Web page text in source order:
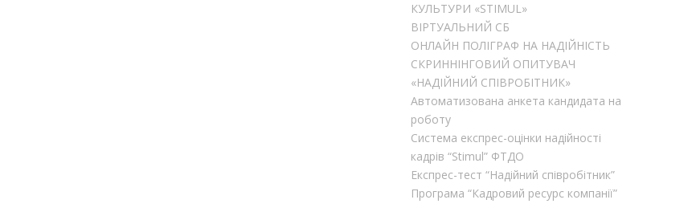
КУЛЬТУРИ «STIMUL»
ВІРТУАЛЬНИЙ СБ
ОНЛАЙН ПОЛІГРАФ НА НАДІЙНІСТЬ
СКРИННІНГОВИЙ ОПИТУВАЧ
«НАДІЙНИЙ СПІВРОБІТНИК»
Автоматизована анкета кандидата на
роботу
Система експрес-оцінки надійності
кадрів “Stimul” ФТДО
Експрес-тест “Надійний співробітник”
Програма “Кадровий ресурс компанії”